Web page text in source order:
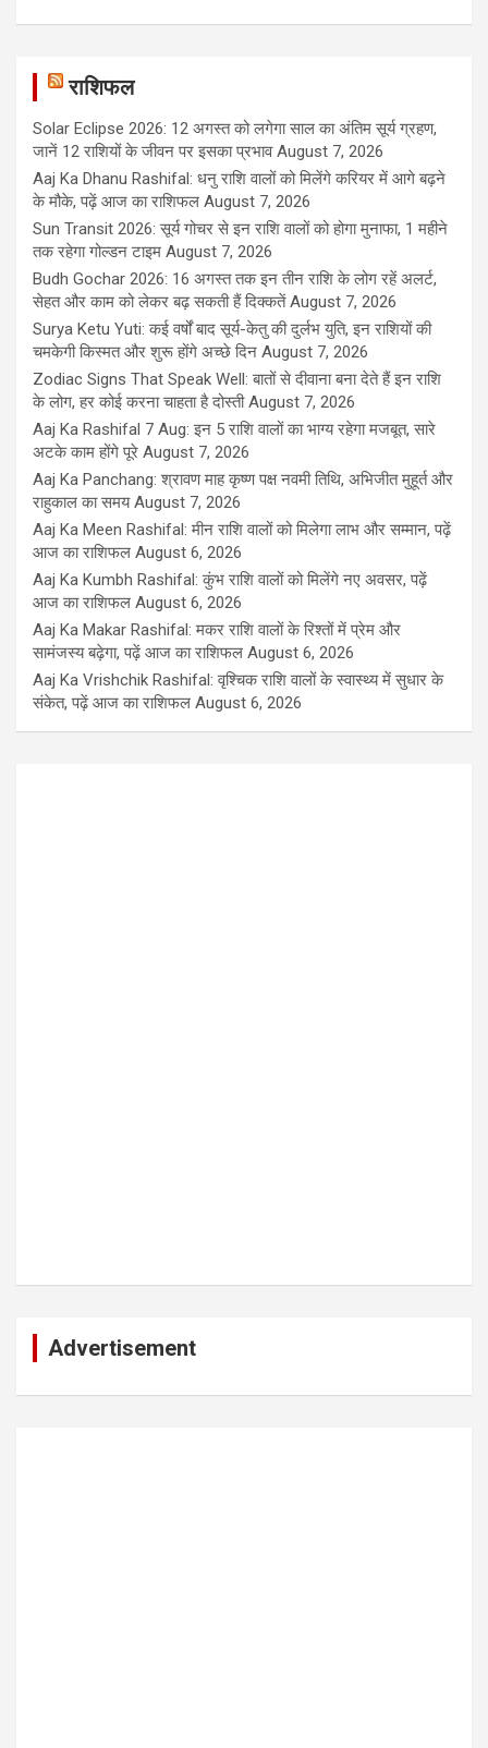
राशिफल
Solar Eclipse 2026: 12 अगस्त को लगेगा साल का अंतिम सूर्य ग्रहण,
जानें 12 राशियों के जीवन पर इसका प्रभाव August 7, 2026
Aaj Ka Dhanu Rashifal: धनु राशि वालों को मिलेंगे करियर में आगे बढ़ने
के मौके, पढ़ें आज का राशिफल August 7, 2026
Sun Transit 2026: सूर्य गोचर से इन राशि वालों को होगा मुनाफा, 1 महीने
तक रहेगा गोल्डन टाइम August 7, 2026
Budh Gochar 2026: 16 अगस्त तक इन तीन राशि के लोग रहें अलर्ट,
सेहत और काम को लेकर बढ़ सकती हैं दिक्कतें August 7, 2026
Surya Ketu Yuti: कई वर्षों बाद सूर्य-केतु की दुर्लभ युति, इन राशियों की
चमकेगी किस्मत और शुरू होंगे अच्छे दिन August 7, 2026
Zodiac Signs That Speak Well: बातों से दीवाना बना देते हैं इन राशि
के लोग, हर कोई करना चाहता है दोस्ती August 7, 2026
Aaj Ka Rashifal 7 Aug: इन 5 राशि वालों का भाग्य रहेगा मजबूत, सारे
अटके काम होंगे पूरे August 7, 2026
Aaj Ka Panchang: श्रावण माह कृष्ण पक्ष नवमी तिथि, अभिजीत मुहूर्त और
राहुकाल का समय August 7, 2026
Aaj Ka Meen Rashifal: मीन राशि वालों को मिलेगा लाभ और सम्मान, पढ़ें
आज का राशिफल August 6, 2026
Aaj Ka Kumbh Rashifal: कुंभ राशि वालों को मिलेंगे नए अवसर, पढ़ें
आज का राशिफल August 6, 2026
Aaj Ka Makar Rashifal: मकर राशि वालों के रिश्तों में प्रेम और
सामंजस्य बढ़ेगा, पढ़ें आज का राशिफल August 6, 2026
Aaj Ka Vrishchik Rashifal: वृश्चिक राशि वालों के स्वास्थ्य में सुधार के
संकेत, पढ़ें आज का राशिफल August 6, 2026
Advertisement